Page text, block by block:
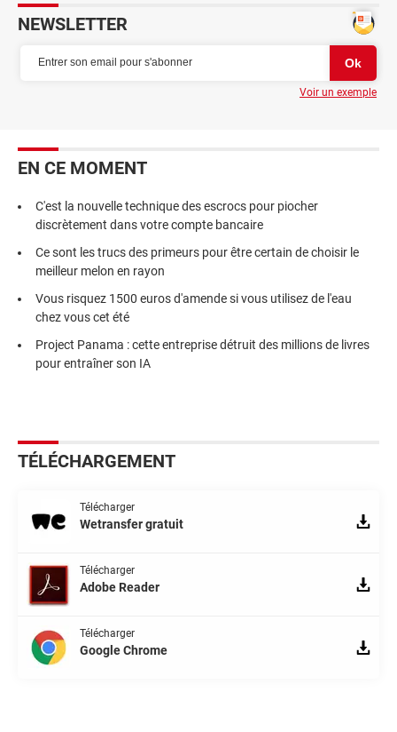
NEWSLETTER
Voir un exemple
EN CE MOMENT
C'est la nouvelle technique des escrocs pour piocher
discrètement dans votre compte bancaire
Ce sont les trucs des primeurs pour être certain de choisir le
meilleur melon en rayon
Vous risquez 1500 euros d'amende si vous utilisez de l'eau
chez vous cet été
Project Panama : cette entreprise détruit des millions de livres
pour entraîner son IA
TÉLÉCHARGEMENT
Télécharger
Wetransfer gratuit
Télécharger
Adobe Reader
Télécharger
Google Chrome